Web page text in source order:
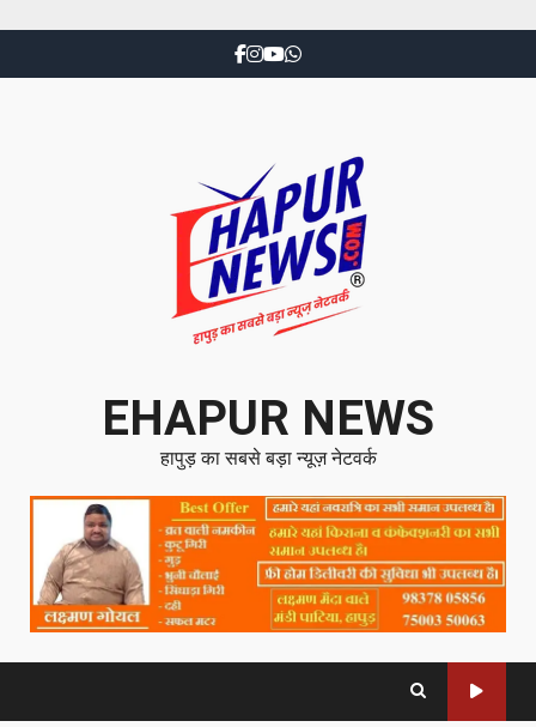
EHAPUR NEWS
हापुड़ का सबसे बड़ा न्यूज़ नेटवर्क